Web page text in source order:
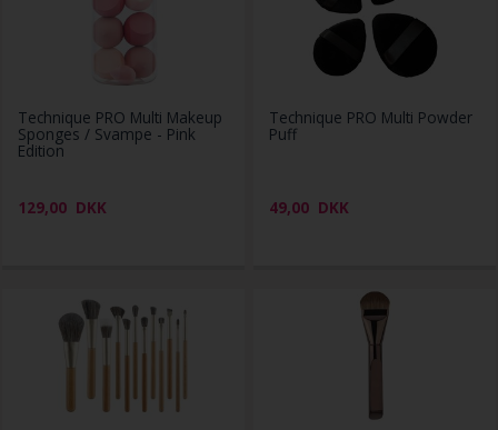
Technique PRO Multi Makeup
Sponges / Svampe - Pink
Edition
129,00 DKK
Technique PRO Multi Powder
Puff
49,00 DKK